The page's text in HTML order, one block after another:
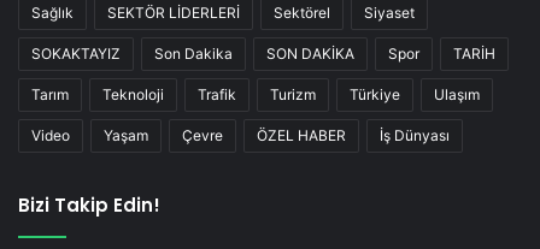
Sağlık SEKTÖR LİDERLERİ Sektörel Siyaset
SOKAKTAYIZ Son Dakika SON DAKİKA Spor TARİH
Tarım Teknoloji Trafik Turizm Türkiye Ulaşım
Video Yaşam Çevre ÖZEL HABER İş Dünyası
Bizi Takip Edin!